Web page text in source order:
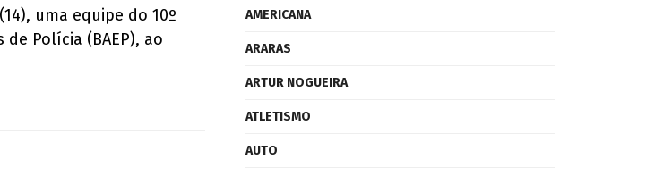
uma equipe do 10º
de Polícia (BAEP), ao
AMERICANA
ARARAS
ARTUR NOGUEIRA
ATLETISMO
AUTO